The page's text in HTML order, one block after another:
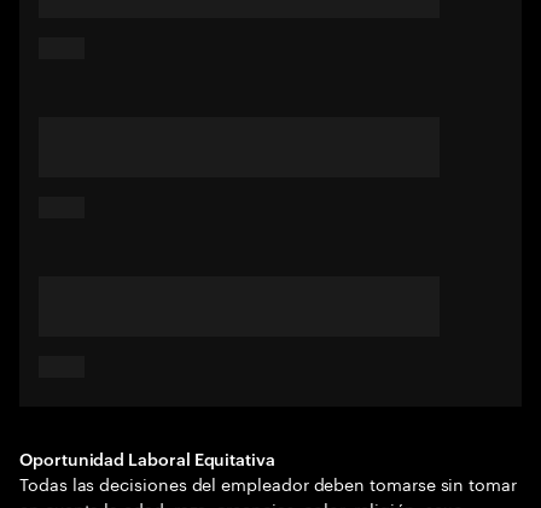
Oportunidad Laboral Equitativa
Todas las decisiones del empleador deben tomarse sin tomar